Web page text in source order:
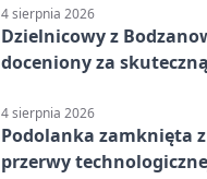
4 sierpnia 2026
Dzielnicowy z
doceniony za skuteczną
4 sierpnia 2026
Podolanka zamknięta
przerwy